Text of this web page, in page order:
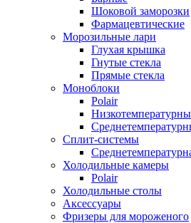
Шоковой заморозки
Фармацевтические
Морозильные лари
Глухая крышка
Гнутые стекла
Прямые стекла
Моноблоки
Polair
Сплит-системы
Холодильные камеры
Polair
Холодильные столы
Аксессуары
Фризеры для мороженого